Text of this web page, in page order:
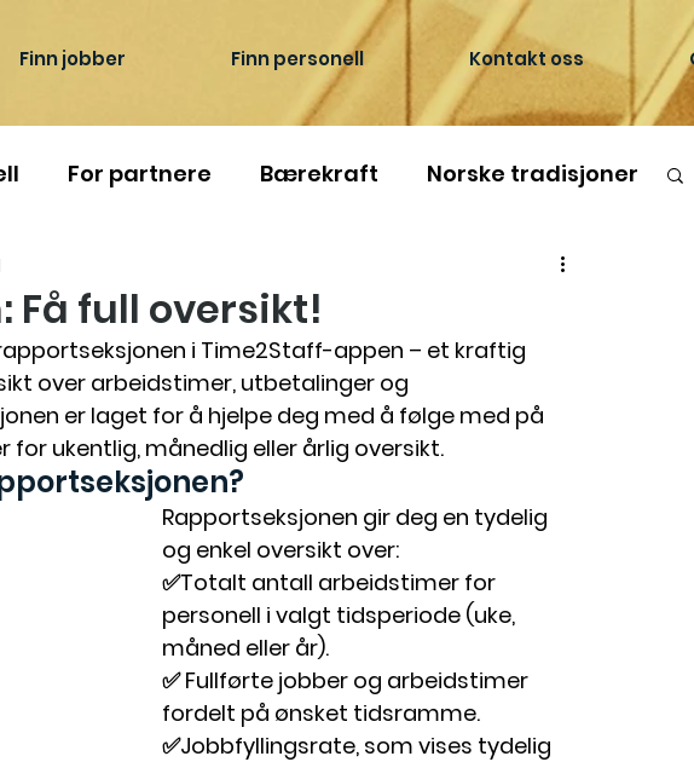
Finn jobber Finn personell Kontakt oss
For partnere Bærekraft Norske tradisjoner
Få full oversikt!
i Time2Staff-appen – et kraftig
over arbeidstimer, utbetalinger og
er laget for å hjelpe deg med å følge med på
for ukentlig, månedlig eller årlig oversikt.
Rapportseksjonen gir deg en tydelig
og enkel oversikt over:
✅Totalt antall arbeidstimer for
personell i valgt tidsperiode (uke,
måned eller år).
✅ Fullførte jobber og arbeidstimer
fordelt på ønsket tidsramme.
✅Jobbfyllingsrate, som vises tydelig